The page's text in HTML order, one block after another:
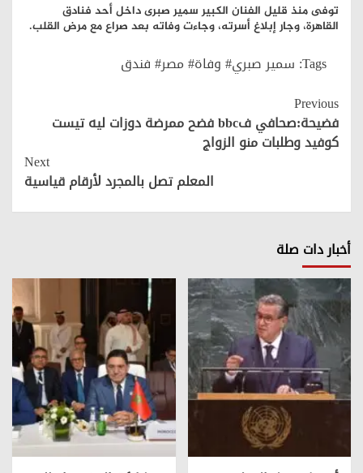
توفى منذ قليل الفنان الكبير سمير صبرى داخل أحد فنادق
القاهرة، وجار إبلاغ أسرته، وجاءت وفاته بعد صراع مع مرض القلب.
Tags: سمير صبري# وفاة# مصر# فندق
Continue
Reading
Previous
فضيحة:صحافي فbbc فضح ممرضة دوزات ليه تيست
كوفيد وطلبات منو الزواج
Next
المعلم تصل بالمجرد لأرقام قياسية
أخبار دات صلة